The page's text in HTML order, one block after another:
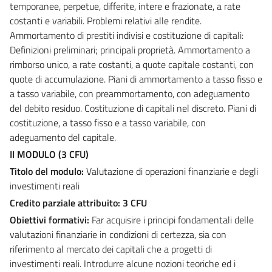
temporanee, perpetue, differite, intere e frazionate, a rate
costanti e variabili. Problemi relativi alle rendite.
Ammortamento di prestiti indivisi e costituzione di capitali:
Definizioni preliminari; principali proprietà. Ammortamento a
rimborso unico, a rate costanti, a quote capitale costanti, con
quote di accumulazione. Piani di ammortamento a tasso fisso e
a tasso variabile, con preammortamento, con adeguamento
del debito residuo. Costituzione di capitali nel discreto. Piani di
costituzione, a tasso fisso e a tasso variabile, con
adeguamento del capitale.
II MODULO (3 CFU)
Titolo del modulo: Valutazione di operazioni finanziarie e degli
investimenti reali
Credito parziale attribuito: 3 CFU
Obiettivi formativi: Far acquisire i principi fondamentali delle
valutazioni finanziarie in condizioni di certezza, sia con
riferimento al mercato dei capitali che a progetti di
investimenti reali. Introdurre alcune nozioni teoriche ed i